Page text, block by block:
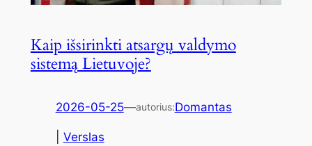
Kaip išsirinkti atsargų valdymo
sistemą Lietuvoje?
2026-05-25—autorius:Domantas
Verslas